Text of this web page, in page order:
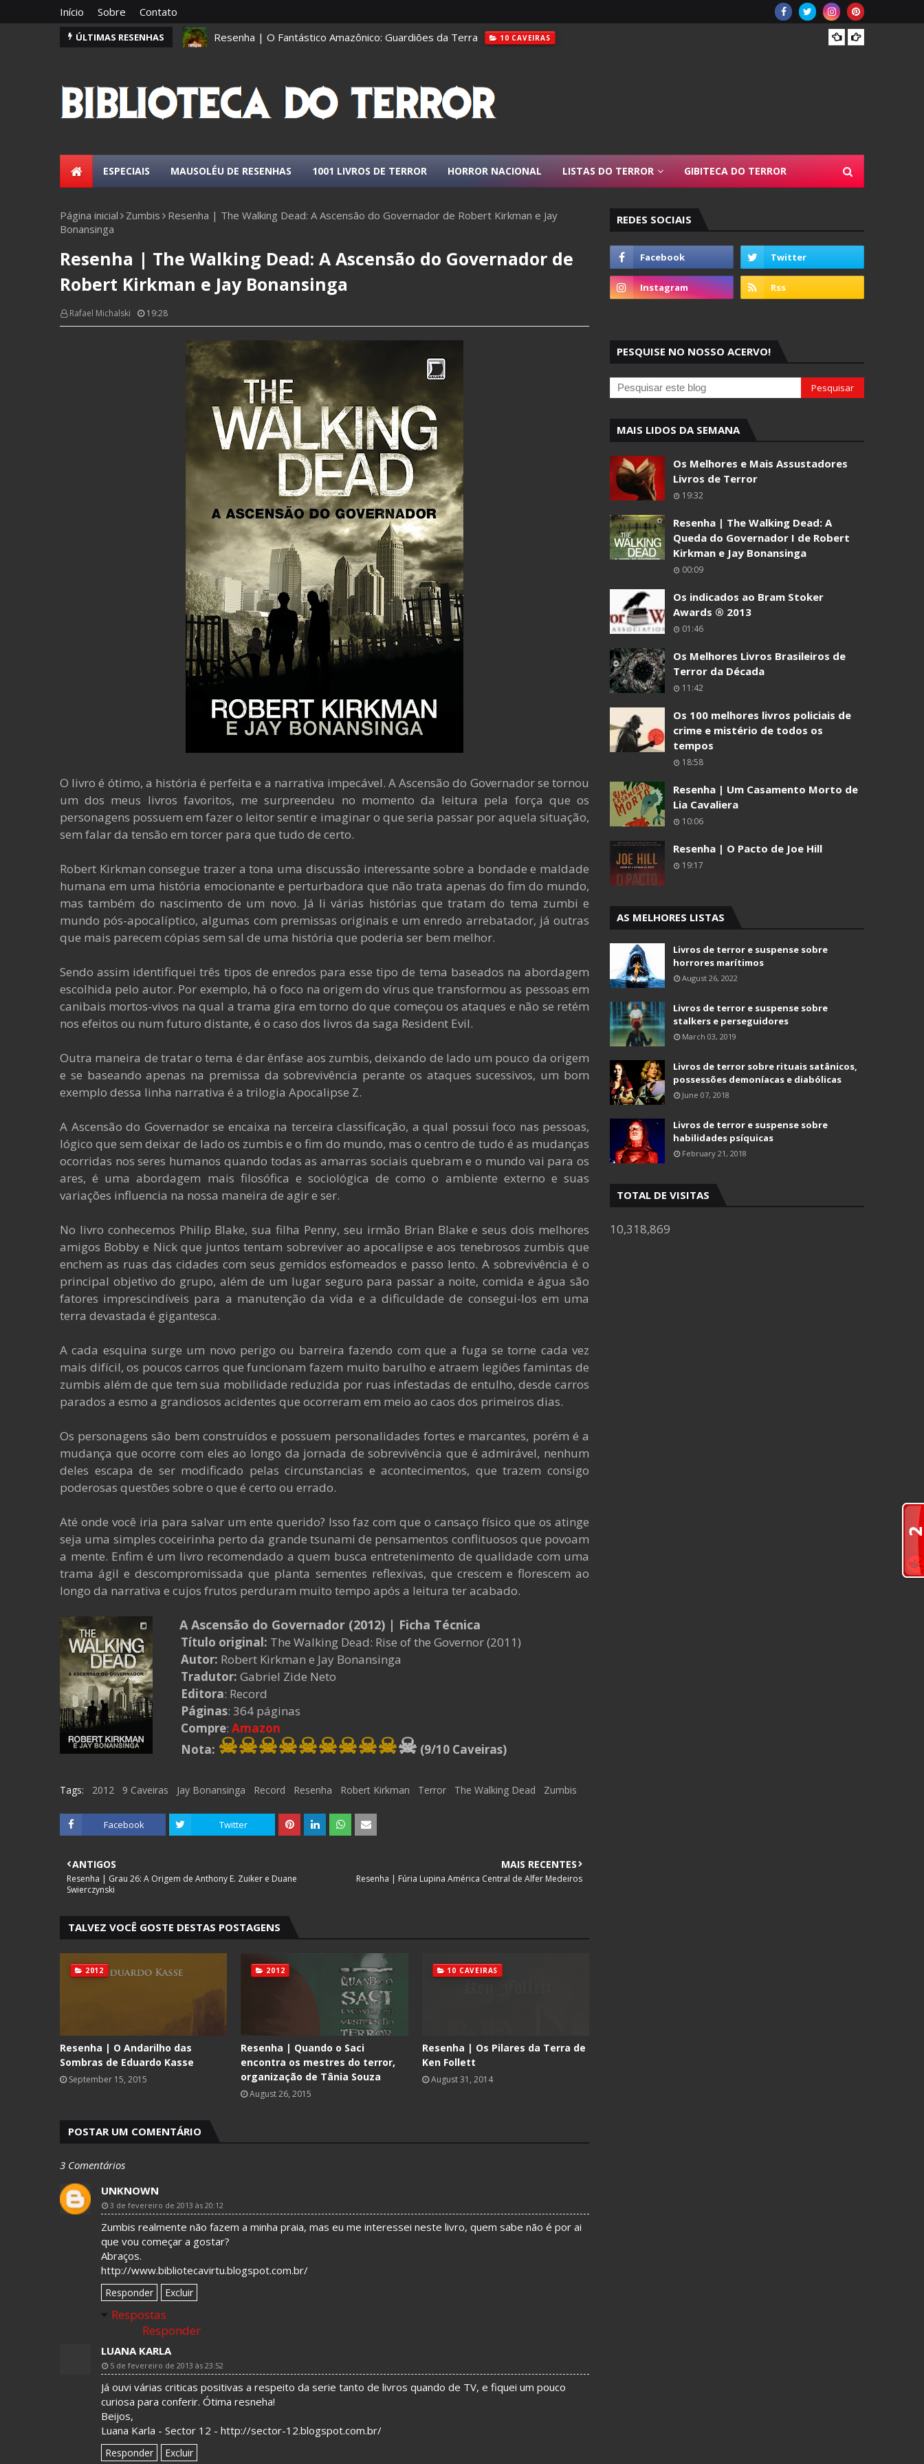
Início Sobre Contato
ÚLTIMAS RESENHAS Resenha | O Fantástico Amazônico: Guardiões da Terra 10 CAVEIRAS
ESPECIAIS MAUSOLÉU DE RESENHAS 1001 LIVROS DE TERROR HORROR NACIONAL LISTAS DO TERROR GIBITECA DO TERROR
Página inicial Zumbis
Resenha | The Walking Dead: A Ascensão do Governador de Robert Kirkman e Jay
Bonansinga
Resenha | The Walking Dead: A Ascensão do Governador de
Robert Kirkman e Jay Bonansinga
Rafael Michalski 19:28
O livro é ótimo, a história é perfeita e a narrativa impecável. A Ascensão do Governador se tornou
um dos meus livros favoritos, me surpreendeu no momento da leitura pela força que os
personagens possuem em fazer o leitor sentir e imaginar o que seria passar por aquela situação,
sem falar da tensão em torcer para que tudo de certo.
Robert Kirkman consegue trazer a tona uma discussão interessante sobre a bondade e maldade
humana em uma história emocionante e perturbadora que não trata apenas do fim do mundo,
mas também do nascimento de um novo. Já li várias histórias que tratam do tema zumbi e
mundo pós-apocalíptico, algumas com premissas originais e um enredo arrebatador, já outras
que mais parecem cópias sem sal de uma história que poderia ser bem melhor.
Sendo assim identifiquei três tipos de enredos para esse tipo de tema baseados na abordagem
escolhida pelo autor. Por exemplo, há o foco na origem do vírus que transformou as pessoas em
canibais mortos-vivos na qual a trama gira em torno do que começou os ataques e não se retém
nos efeitos ou num futuro distante, é o caso dos livros da saga Resident Evil.
Outra maneira de tratar o tema é dar ênfase aos zumbis, deixando de lado um pouco da origem
e se baseando apenas na premissa da sobrevivência perante os ataques sucessivos, um bom
exemplo dessa linha narrativa é a trilogia Apocalipse Z.
A Ascensão do Governador se encaixa na terceira classificação, a qual possui foco nas pessoas,
lógico que sem deixar de lado os zumbis e o fim do mundo, mas o centro de tudo é as mudanças
ocorridas nos seres humanos quando todas as amarras sociais quebram e o mundo vai para os
ares, é uma abordagem mais filosófica e sociológica de como o ambiente externo e suas
variações influencia na nossa maneira de agir e ser.
No livro conhecemos Philip Blake, sua filha Penny, seu irmão Brian Blake e seus dois melhores
amigos Bobby e Nick que juntos tentam sobreviver ao apocalipse e aos tenebrosos zumbis que
enchem as ruas das cidades com seus gemidos esfomeados e passo lento. A sobrevivência é o
principal objetivo do grupo, além de um lugar seguro para passar a noite, comida e água são
fatores imprescindíveis para a manutenção da vida e a dificuldade de consegui-los em uma
terra devastada é gigantesca.
A cada esquina surge um novo perigo ou barreira fazendo com que a fuga se torne cada vez
mais difícil, os poucos carros que funcionam fazem muito barulho e atraem legiões famintas de
zumbis além de que tem sua mobilidade reduzida por ruas infestadas de entulho, desde carros
parados a esmo a grandiosos acidentes que ocorreram em meio ao caos dos primeiros dias.
Os personagens são bem construídos e possuem personalidades fortes e marcantes, porém é a
mudança que ocorre com eles ao longo da jornada de sobrevivência que é admirável, nenhum
deles escapa de ser modificado pelas circunstancias e acontecimentos, que trazem consigo
poderosas questões sobre o que é certo ou errado.
Até onde você iria para salvar um ente querido? Isso faz com que o cansaço físico que os atinge
seja uma simples coceirinha perto da grande tsunami de pensamentos conflituosos que povoam
a mente. Enfim é um livro recomendado a quem busca entretenimento de qualidade com uma
trama ágil e descompromissada que planta sementes reflexivas, que crescem e florescem ao
longo da narrativa e cujos frutos perduram muito tempo após a leitura ter acabado.
A Ascensão do Governador (2012) | Ficha Técnica
Título original: The Walking Dead: Rise of the Governor (2011)
Autor: Robert Kirkman e Jay Bonansinga
Tradutor: Gabriel Zide Neto
Editora: Record
Páginas: 364 páginas
Compre: Amazon
Nota: ☠☠☠☠☠☠☠☠☠☠ (9/10 Caveiras)
Tags: 2012 9 Caveiras Jay Bonansinga Record Resenha Robert Kirkman Terror The Walking Dead Zumbis
Facebook Twitter
MAIS RECENTES
Resenha | Fúria Lupina América Central de Alfer Medeiros
ANTIGOS
Resenha | Grau 26: A Origem de Anthony E. Zuiker e Duane
Swierczynski
TALVEZ VOCÊ GOSTE DESTAS POSTAGENS
2012
Resenha | O Andarilho das
Sombras de Eduardo Kasse
September 15, 2015
2012
Resenha | Quando o Saci
encontra os mestres do terror,
organização de Tânia Souza
August 26, 2015
10 CAVEIRAS
Resenha | Os Pilares da Terra de
Ken Follett
August 31, 2014
POSTAR UM COMENTÁRIO
3 Comentários
UNKNOWN
3 de fevereiro de 2013 às 20:12
Zumbis realmente não fazem a minha praia, mas eu me interessei neste livro, quem sabe não é por ai
que vou começar a gostar?
Abraços.
http://www.bibliotecavirtu.blogspot.com.br/
Responder Excluir
Respostas
Responder
LUANA KARLA
5 de fevereiro de 2013 às 23:52
Já ouvi várias criticas positivas a respeito da serie tanto de livros quando de TV, e fiquei um pouco
curiosa para conferir. Ótima resneha!
Beijos,
Luana Karla - Sector 12 - http://sector-12.blogspot.com.br/
Responder Excluir
REDES SOCIAIS
PESQUISE NO NOSSO ACERVO!
MAIS LIDOS DA SEMANA
Os Melhores e Mais Assustadores
Livros de Terror
19:32
Resenha | The Walking Dead: A
Queda do Governador I de Robert
Kirkman e Jay Bonansinga
00:09
Os indicados ao Bram Stoker
Awards ® 2013
01:46
Os Melhores Livros Brasileiros de
Terror da Década
11:42
Os 100 melhores livros policiais de
crime e mistério de todos os
tempos
18:58
Resenha | Um Casamento Morto de
Lia Cavaliera
10:06
Resenha | O Pacto de Joe Hill
19:17
AS MELHORES LISTAS
Livros de terror e suspense sobre
horrores marítimos
August 26, 2022
Livros de terror e suspense sobre
stalkers e perseguidores
March 03, 2019
Livros de terror sobre rituais satânicos,
possessões demoníacas e diabólicas
June 07, 2018
Livros de terror e suspense sobre
habilidades psíquicas
February 21, 2018
TOTAL DE VISITAS
10,318,869